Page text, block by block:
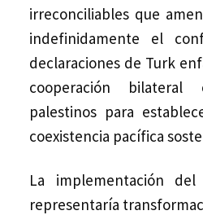
irreconciliables que
indefinidamente el
declaraciones de Turk
cooperación
palestinos para
coexistencia pacífica
La implementación
representaría